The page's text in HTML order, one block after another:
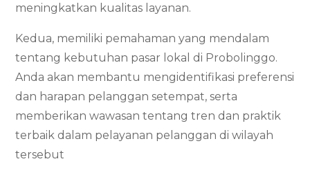
meningkatkan kualitas layanan.
Kedua, memiliki pemahaman yang mendalam
tentang kebutuhan pasar lokal di Probolinggo.
Anda akan membantu mengidentifikasi preferensi
dan harapan pelanggan setempat, serta
memberikan wawasan tentang tren dan praktik
terbaik dalam pelayanan pelanggan di wilayah
tersebut